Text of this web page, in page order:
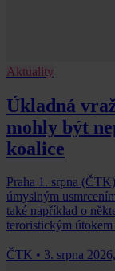
Aktuality
Úkladná
mohly být
koalice
Praha 1. srpna
úmyslným
také například o
teroristickým
ČTK • 3. srpna